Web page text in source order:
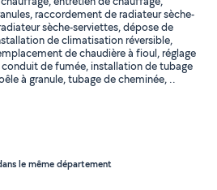
raccordement de radiateur sèche-
sèche-serviettes, dépose de
de climatisation réversible,
de chaudière à fioul, réglage
de fumée, installation de tubage
à granule, tubage de cheminée, ..
le même département